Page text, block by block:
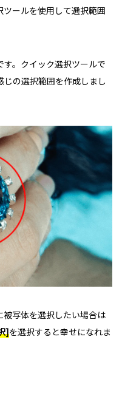
ールを使用して選択範囲
。クイック選択ツールで
の選択範囲を作成しまし
写体を選択したい場合は
]を選択すると幸せになれま